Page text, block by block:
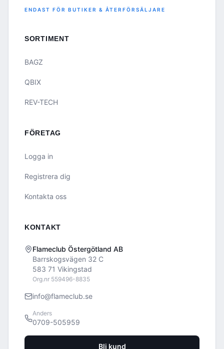
ENDAST FÖR BUTIKER & ÅTERFÖRSÄLJARE
SORTIMENT
BAGZ
QBIX
REV-TECH
FÖRETAG
Logga in
Registrera dig
Kontakta oss
KONTAKT
Flameclub Östergötland AB
Barrskogsvägen 32 C
583 71 Vikingstad
Org.nr 559496-8835
info@flameclub.se
Anders
0709-505959
Bli kund